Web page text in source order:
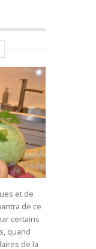
et de
de ce
certains
quand
de la